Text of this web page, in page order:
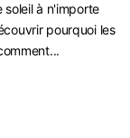
à n'importe
pourquoi les